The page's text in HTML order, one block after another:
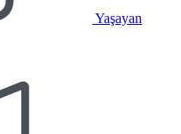
Yaşayan